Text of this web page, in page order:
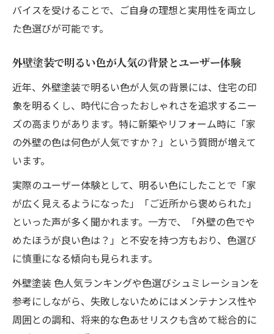
バイスを受けることで、ご自身の理想と実用性を両立し
た色選びが可能です。
外壁塗装で明るい色が人気の背景とユーザー体験
近年、外壁塗装で明るい色が人気の背景には、住宅の印
象を明るくし、時代に合ったおしゃれさを追求するニー
ズの高まりがあります。特に新築やリフォーム時に「家
の外壁の色は何色が人気ですか？」という質問が増えて
います。
実際のユーザー体験として、明るい色にしたことで「家
が広く見えるようになった」「ご近所から褒められた」
といった声が多く聞かれます。一方で、「外壁の色でや
めたほうが良い色は？」と不安を持つ方もおり、色選び
に慎重になる傾向も見られます。
外壁塗装 色人気ランキングや色選びシュミレーションを
参考にしながら、失敗しないためにはメンテナンス性や
周囲との調和、将来的な色あせリスクも含めて総合的に